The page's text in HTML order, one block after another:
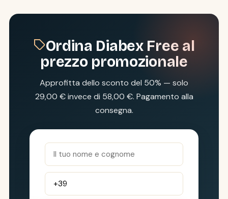
Ordina Diabex Free al
prezzo promozionale
Approfitta dello sconto del 50% — solo
29,00 € invece di 58,00 €. Pagamento alla
consegna.